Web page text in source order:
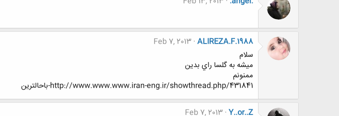
ALIREZA.F.1988
Feb 7, 2013
سلام
ميشه به گلسا راي بدين
ممنونم
http://www.www.www.iran-eng.ir/showthread.php/431841-باحالترین
Y..or..Z
Feb 7, 2013